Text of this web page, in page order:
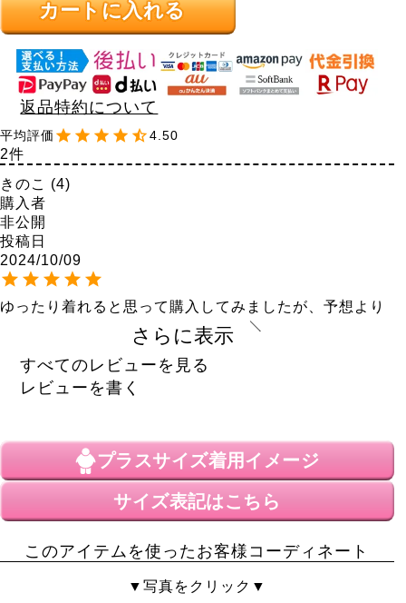
カートに入れる
返品特約について
4.50
2
きのこ
4
購入者
非公開
投稿日
2024/10/09
ゆったり着れると思って購入してみましたが、予想より
ゆとりがありました。
勿論お勧めできる商品ですね。
購入して良かったですが、こちらの店舗のこのタイプの
商品は人気ありますね。
購入者
投稿日
４L～５Lを購入。ピッタリ着るのが好きではないのでち
丈夫でした。長めの丈なのでお尻もかくれます。首元も
さらに表示
すべてのレビューを見る
レビューを書く
プラスサイズ着用イメージ
サイズ表記はこちら
このアイテムを使ったお客様コーディネート
▼写真をクリック▼